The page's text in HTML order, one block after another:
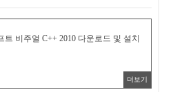
트 비주얼 C++ 2010 다운로드 및 설치
더보기